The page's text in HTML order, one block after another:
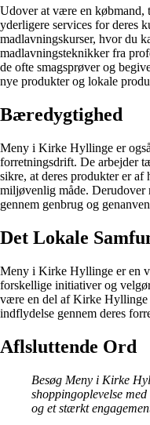
Udover at være en
yderligere services for deres
madlavningskurser, hvor du
madlavningsteknikker fra
de ofte smagsprøver og
nye produkter og lokale
Bæredygtighed
Meny i Kirke Hyllinge er
forretningsdrift. De arbejder
sikre, at deres produkter er
miljøvenlig måde. Derudover
gennem genbrug og
Det Lokale
Meny i Kirke Hyllinge er en
forskellige initiativer og
være en del af Kirke Hyllinge
indflydelse gennem deres
Aflsluttende Ord
Besøg Meny i Kirke
shoppingoplevelse
og et stærkt